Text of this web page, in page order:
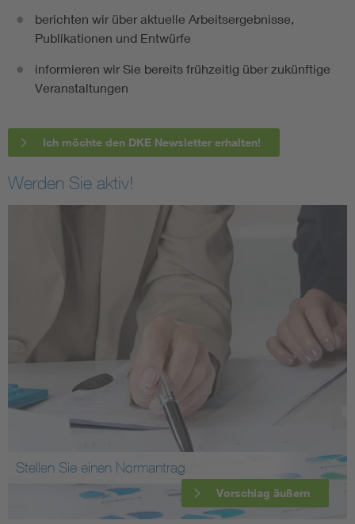
berichten wir über aktuelle Arbeitsergebnisse,
Publikationen und Entwürfe
informieren wir Sie bereits frühzeitig über zukünftige
Veranstaltungen
Ich möchte den DKE Newsletter erhalten!
Werden Sie aktiv!
Stellen Sie einen Normantrag
Vorschlag äußern